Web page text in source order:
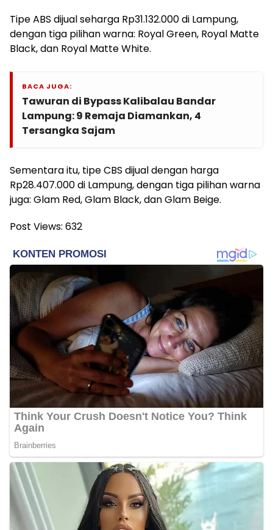
Tipe ABS dijual seharga Rp31.132.000 di Lampung,
dengan tiga pilihan warna: Royal Green, Royal Matte
Black, dan Royal Matte White.
BACA JUGA:
Tawuran di Bypass Kalibalau Bandar
Lampung: 9 Remaja Diamankan, 4
Tersangka Sajam
Sementara itu, tipe CBS dijual dengan harga
Rp28.407.000 di Lampung, dengan tiga pilihan warna
juga: Glam Red, Glam Black, dan Glam Beige.
Post Views: 632